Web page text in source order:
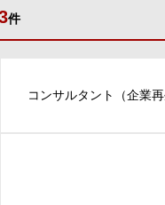
件
コンサルタント（企業再